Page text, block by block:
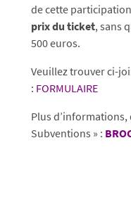
de cette
prix du ticket, sans
500 euros.
Veuillez trouver ci-
: FORMULAIRE
Plus d’informations,
Subventions » :